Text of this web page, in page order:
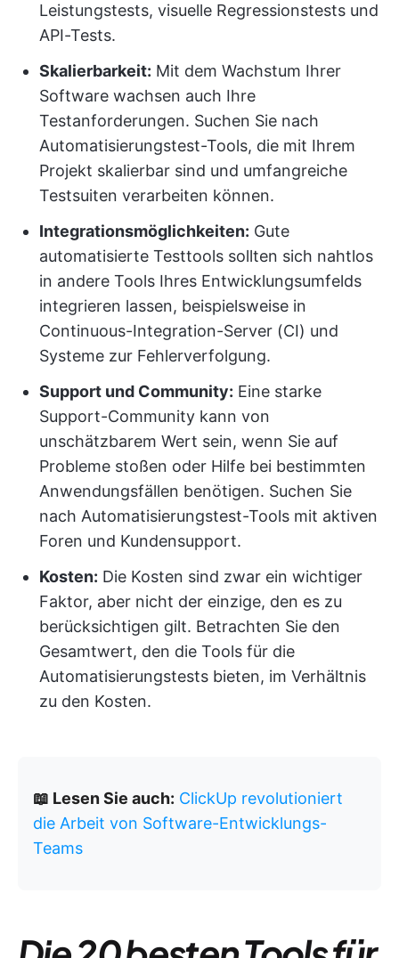
Leistungstests, visuelle Regressionstests und
API-Tests.
Skalierbarkeit: Mit dem Wachstum Ihrer
Software wachsen auch Ihre
Testanforderungen. Suchen Sie nach
Automatisierungstest-Tools, die mit Ihrem
Projekt skalierbar sind und umfangreiche
Testsuiten verarbeiten können.
Integrationsmöglichkeiten: Gute
automatisierte Testtools sollten sich nahtlos
in andere Tools Ihres Entwicklungsumfelds
integrieren lassen, beispielsweise in
Continuous-Integration-Server (CI) und
Systeme zur Fehlerverfolgung.
Support und Community: Eine starke
Support-Community kann von
unschätzbarem Wert sein, wenn Sie auf
Probleme stoßen oder Hilfe bei bestimmten
Anwendungsfällen benötigen. Suchen Sie
nach Automatisierungstest-Tools mit aktiven
Foren und Kundensupport.
Kosten: Die Kosten sind zwar ein wichtiger
Faktor, aber nicht der einzige, den es zu
berücksichtigen gilt. Betrachten Sie den
Gesamtwert, den die Tools für die
Automatisierungstests bieten, im Verhältnis
zu den Kosten.
📖 Lesen Sie auch: ClickUp revolutioniert
die Arbeit von Software-Entwicklungs-
Teams